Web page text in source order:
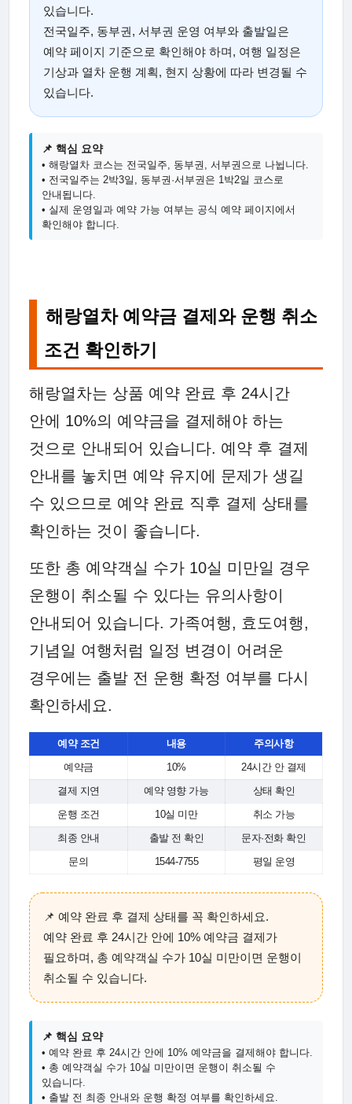
있습니다.
전국일주, 동부권, 서부권 운영 여부와 출발일은
예약 페이지 기준으로 확인해야 하며, 여행 일정은
기상과 열차 운행 계획, 현지 상황에 따라 변경될 수
있습니다.
📌 핵심 요약
• 해랑열차 코스는 전국일주, 동부권, 서부권으로 나뉩니다.
• 전국일주는 2박3일, 동부권·서부권은 1박2일 코스로
안내됩니다.
• 실제 운영일과 예약 가능 여부는 공식 예약 페이지에서
확인해야 합니다.
해랑열차 예약금 결제와 운행 취소
조건 확인하기
해랑열차는 상품 예약 완료 후 24시간
안에 10%의 예약금을 결제해야 하는
것으로 안내되어 있습니다. 예약 후 결제
안내를 놓치면 예약 유지에 문제가 생길
수 있으므로 예약 완료 직후 결제 상태를
확인하는 것이 좋습니다.
또한 총 예약객실 수가 10실 미만일 경우
운행이 취소될 수 있다는 유의사항이
안내되어 있습니다. 가족여행, 효도여행,
기념일 여행처럼 일정 변경이 어려운
경우에는 출발 전 운행 확정 여부를 다시
확인하세요.
예약 조건 내용 주의사항
예약금 10% 24시간 안 결제
결제 지연 예약 영향 가능 상태 확인
운행 조건 10실 미만 취소 가능
최종 안내 출발 전 확인 문자·전화 확인
문의 1544-7755 평일 운영
📌 예약 완료 후 결제 상태를 꼭 확인하세요.
예약 완료 후 24시간 안에 10% 예약금 결제가
필요하며, 총 예약객실 수가 10실 미만이면 운행이
취소될 수 있습니다.
📌 핵심 요약
• 예약 완료 후 24시간 안에 10% 예약금을 결제해야 합니다.
• 총 예약객실 수가 10실 미만이면 운행이 취소될 수
있습니다.
• 출발 전 최종 안내와 운행 확정 여부를 확인하세요.